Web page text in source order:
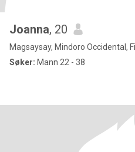
Joanna, 20
Magsaysay, Mindoro Occidental,
Søker: Mann 22 - 38